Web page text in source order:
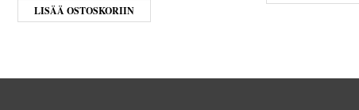
LISÄÄ OSTOSKORIIN